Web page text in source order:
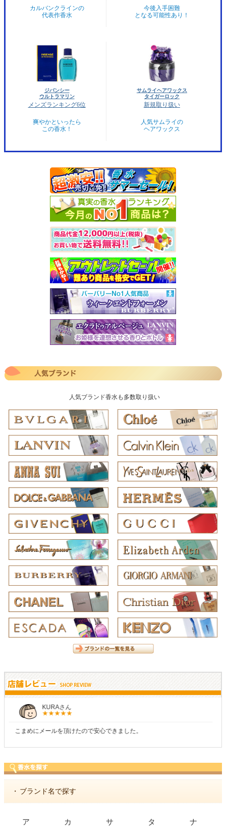
カルバンクラインの
代表作香水
今後入手困難
となる可能性あり！
ジバンシー
ウルトラマリン
メンズランキング6位
爽やかといったら
この香水！
サムライヘアワックス
タイガーロック
新規取り扱い
人気サムライの
ヘアワックス
人気ブランド香水も多数取り扱い
しらすさん
商品が早く届いたのでよかったです。また利用させてもらいます！
・ ブランド名で探す
ア カ サ タ ナ